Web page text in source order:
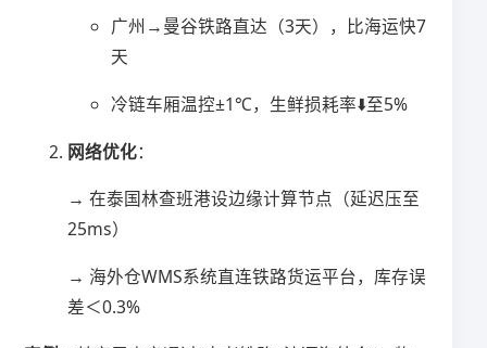
广州→曼谷铁路直达（3天），比海运快7
天
冷链车厢温控±1℃，生鲜损耗率⬇️至5%
​网络优化​​：
→ 在泰国林查班港设边缘计算节点（延迟压至
25ms）
→ 海外仓WMS系统直连铁路货运平台，库存误
差＜0.3%